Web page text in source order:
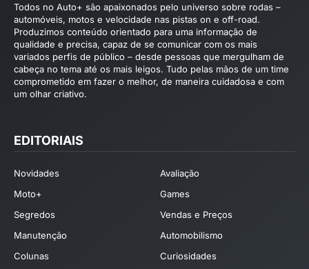
Todos no Auto+ são apaixonados pelo universo sobre rodas –
automóveis, motos e velocidade nas pistas on e off-road.
Produzimos conteúdo orientado para uma informação de
qualidade e precisa, capaz de se comunicar com os mais
variados perfis de público – desde pessoas que mergulham de
cabeça no tema até os mais leigos. Tudo pelas mãos de um time
comprometido em fazer o melhor, de maneira cuidadosa e com
um olhar criativo.
EDITORIAIS
Novidades
Avaliação
Moto+
Games
Segredos
Vendas e Preços
Manutenção
Automobilismo
Colunas
Curiosidades